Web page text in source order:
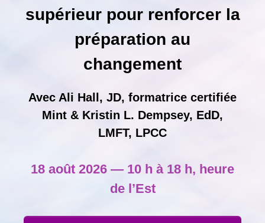
supérieur pour renforcer la
préparation au
changement
Avec Ali Hall, JD, formatrice certifiée
Mint & Kristin L. Dempsey, EdD,
LMFT, LPCC
18 août 2026 — 10 h à 18 h, heure
de l’Est